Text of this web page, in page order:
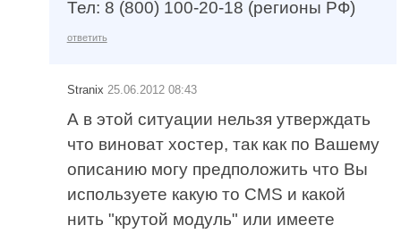
Тел: 8 (800) 100-20-18 (регионы РФ)
ответить
Stranix 25.06.2012 08:43
А в этой ситуации нельзя утверждать
что виноват хостер, так как по Вашему
описанию могу предположить что Вы
используете какую то CMS и какой
нить "крутой модуль" или имеете